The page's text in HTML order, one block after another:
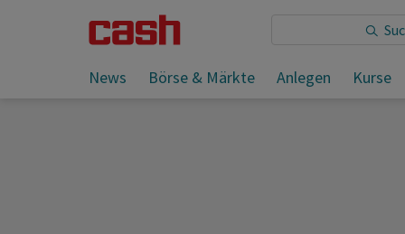
News Börse & Märkte Anlegen Kurse
Sie lesen: